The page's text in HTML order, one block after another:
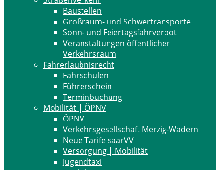
Baustellen
Großraum- und Schwertransporte
Sonn- und Feiertagsfahrverbot
Veranstaltungen öffentlicher
Verkehrsraum
Fahrerlaubnisrecht
Fahrschulen
Führerschein
Terminbuchung
Mobilität | ÖPNV
ÖPNV
Verkehrsgesellschaft Merzig-Wadern
Neue Tarife saarVV
Versorgung | Mobilität
Jugendtaxi